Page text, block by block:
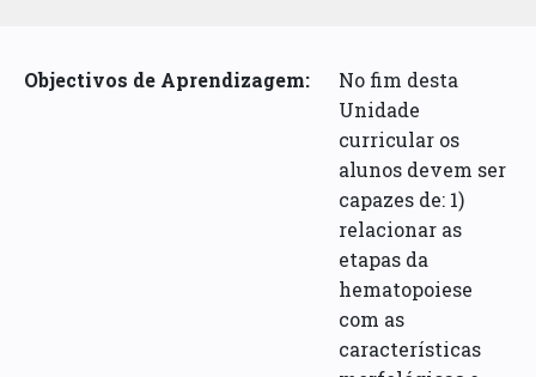
Objectivos de Aprendizagem:
No fim desta
Unidade
curricular os
alunos devem ser
capazes de: 1)
relacionar as
etapas da
hematopoiese
com as
características